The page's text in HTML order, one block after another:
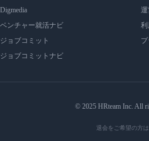
Digmedia
ベンチャー就活ナビ
ジョブコミット
ジョブコミットナビ
運
利
© 2025 HRteam Inc. All
退会をご希望の方